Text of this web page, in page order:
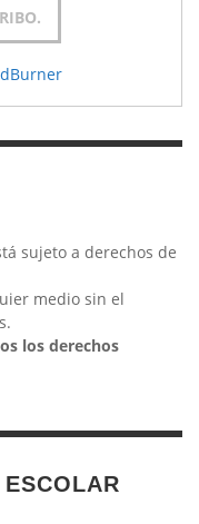
sujeto a derechos de
medio sin el
los derechos